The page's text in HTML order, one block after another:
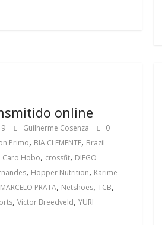
online
Guilherme Cosenza
0
Primo, BIA CLEMENTE, Brazil
Caro Hobo, crossfit, DIEGO
, Hopper Nutrition, Karime
MARCELO PRATA, Netshoes, TCB,
, Victor Breedveld, YURI